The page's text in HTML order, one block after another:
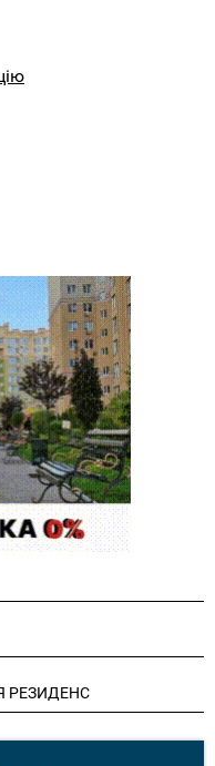
РЕЗИДЕНС